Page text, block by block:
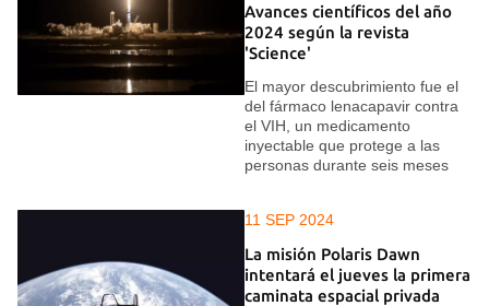
Avances científicos del año
2024 según la revista
'Science'
El mayor descubrimiento fue el
del fármaco lenacapavir contra
el VIH, un medicamento
inyectable que protege a las
personas durante seis meses
11 SEP 2024
La misión Polaris Dawn
intentará el jueves la primera
caminata espacial privada